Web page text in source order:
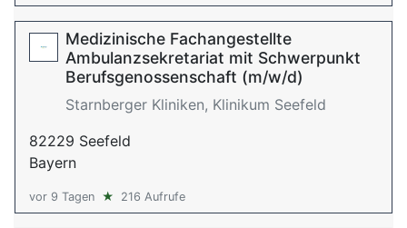
Medizinische Fachangestellte
Ambulanzsekretariat mit Schwerpunkt
Berufsgenossenschaft (m/w/d)
Starnberger Kliniken, Klinikum Seefeld
82229 Seefeld
Bayern
vor 9 Tagen ★ 216 Aufrufe